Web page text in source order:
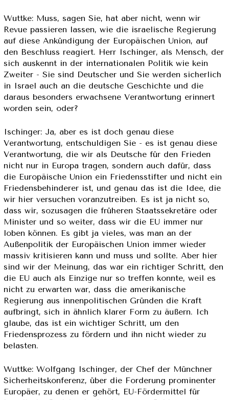
Wuttke: Muss, sagen Sie, hat aber nicht, wenn wir
Revue passieren lassen, wie die israelische Regierung
auf diese Ankündigung der Europäischen Union, auf
den Beschluss reagiert. Herr Ischinger, als Mensch, der
sich auskennt in der internationalen Politik wie kein
Zweiter - Sie sind Deutscher und Sie werden sicherlich
in Israel auch an die deutsche Geschichte und die
daraus besonders erwachsene Verantwortung erinnert
worden sein, oder?
Ischinger: Ja, aber es ist doch genau diese
Verantwortung, entschuldigen Sie - es ist genau diese
Verantwortung, die wir als Deutsche für den Frieden
nicht nur in Europa tragen, sondern auch dafür, dass
die Europäische Union ein Friedensstifter und nicht ein
Friedensbehinderer ist, und genau das ist die Idee, die
wir hier versuchen voranzutreiben. Es ist ja nicht so,
dass wir, sozusagen die früheren Staatssekretäre oder
Minister und so weiter, dass wir die EU immer nur
loben können. Es gibt ja vieles, was man an der
Außenpolitik der Europäischen Union immer wieder
massiv kritisieren kann und muss und sollte. Aber hier
sind wir der Meinung, das war ein richtiger Schritt, den
die EU auch als Einzige nur so treffen konnte, weil es
nicht zu erwarten war, dass die amerikanische
Regierung aus innenpolitischen Gründen die Kraft
aufbringt, sich in ähnlich klarer Form zu äußern. Ich
glaube, das ist ein wichtiger Schritt, um den
Friedensprozess zu fördern und ihn nicht wieder zu
belasten.
Wuttke: Wolfgang Ischinger, der Chef der Münchner
Sicherheitskonferenz, über die Forderung prominenter
Europäer, zu denen er gehört, EU-Fördermittel für